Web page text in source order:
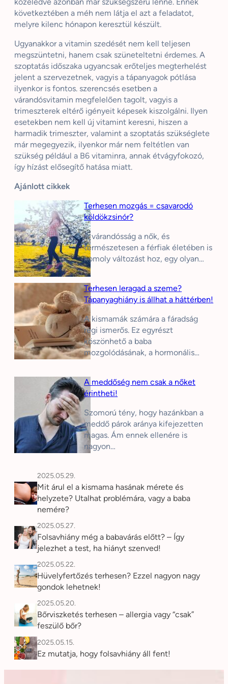
következtében a méh nem látja el azt a feladatot,
melyre kilenc hónapon keresztül készült.
Ugyanakkor a vitamin szedését nem kell teljesen
megszüntetni, hanem csak szüneteltetni érdemes. A
szoptatás időszaka ugyancsak erőteljes megterhelést
jelent a szervezetnek, vagyis a tápanyagok pótlása
ilyenkor is fontos. szerencsés esetben a
várandósvitamin megfelelően tagolt, vagyis a
trimeszterek eltérő igényeit képesek kiszolgálni. Ilyen
esetekben nem kell új vitamint keresni, hiszen a
harmadik trimeszter, valamint a szoptatás szükséglete
már megegyezik, ilyenkor már nem feltétlen van
szükség például a B6 vitaminra, annak étvágyfokozó,
így hízást elősegítő hatása miatt.
Ajánlott cikkek
Terhesen mozgás = csavarodó
köldökzsinór?
A várandósság a nők, és
természetesen a férfiak életében is
komoly változást hoz, egy olyan…
Terhesen leragad a szeme?
Tápanyaghiány is állhat a háttérben!
A kismamák számára a fáradság
régi ismerős. Ez egyrészt
köszönhető a baba
mozgolódásának, a hormonális…
A meddőség nem csak a nőket
érintheti!
Szomorú tény, hogy hazánkban a
meddő párok aránya kifejezetten
magas. Ám ennek ellenére is
nagyon…
2025.05.29.
Mit árul el a kismama hasának mérete és
helyzete? Utalhat problémára, vagy a baba
nemére?
2025.05.27.
Folsavhiány még a babavárás előtt? – Így
jelezhet a test, ha hiányt szenved!
2025.05.22.
Hüvelyfertőzés terhesen? Ezzel nagyon nagy
gondok lehetnek!
2025.05.20.
Bőrviszketés terhesen – allergia vagy “csak”
feszülő bőr?
2025.05.15.
Ez mutatja, hogy folsavhiány áll fent!